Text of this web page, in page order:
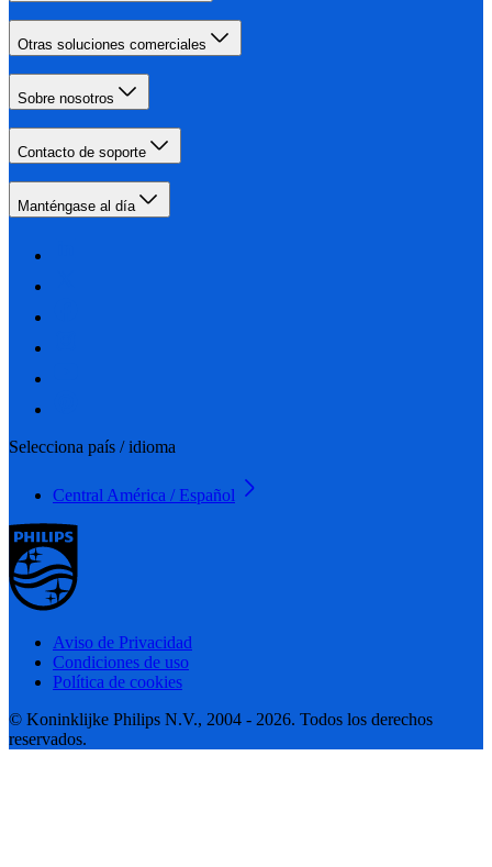
Otras soluciones comerciales
Sobre nosotros
Contacto de soporte
Manténgase al día
Selecciona país / idioma
Central América / Español
Aviso de Privacidad
Condiciones de uso
Política de cookies
© Koninklijke Philips N.V., 2004 - 2026. Todos los derechos
reservados.